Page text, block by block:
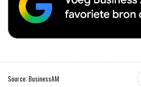
Source: BusinessAM